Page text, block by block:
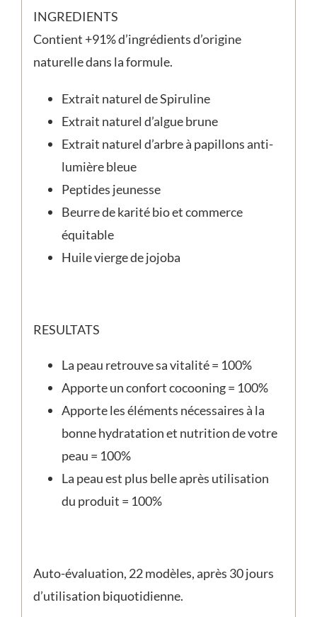
INGREDIENTS
Contient +91% d’ingrédients d’origine
naturelle dans la formule.
Extrait naturel de Spiruline
Extrait naturel d’algue brune
Extrait naturel d’arbre à papillons anti-
lumière bleue
Peptides jeunesse
Beurre de karité bio et commerce
équitable
Huile vierge de jojoba
RESULTATS
La peau retrouve sa vitalité = 100%
Apporte un confort cocooning = 100%
Apporte les éléments nécessaires à la
bonne hydratation et nutrition de votre
peau = 100%
La peau est plus belle après utilisation
du produit = 100%
Auto-évaluation, 22 modèles, après 30 jours
d’utilisation biquotidienne.